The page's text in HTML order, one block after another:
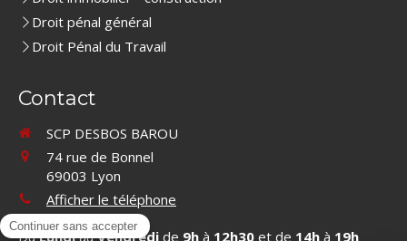
Droit pénal général
Droit Pénal du Travail
Contact
SCP DESBOS BAROU
74 rue de Bonnel
69003 Lyon
Afficher le téléphone
DuLundiauVendredi de 9h à 12h30 et de 14h à 19h